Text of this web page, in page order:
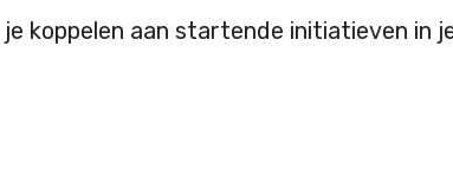
koppelen aan startende initiatieven in